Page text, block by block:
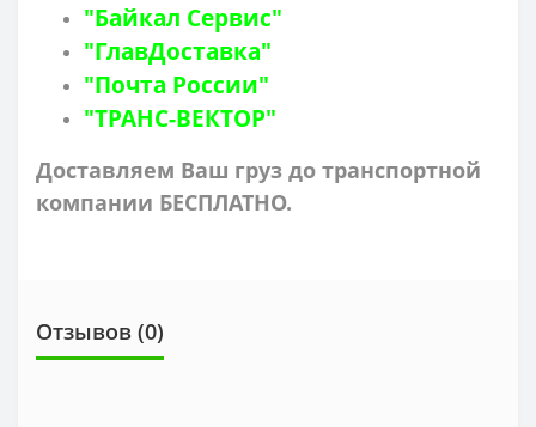
"Байкал Сервис"
"ГлавДоставка"
"Почта России"
"ТРАНС-ВЕКТОР"
Доставляем Ваш груз до транспортной
компании БЕСПЛАТНО.
Отзывов (0)